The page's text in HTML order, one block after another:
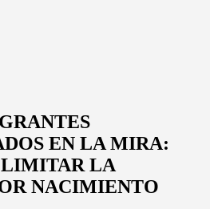
EN LA MIRA:
LIMITAR LA
NACIMIENTO